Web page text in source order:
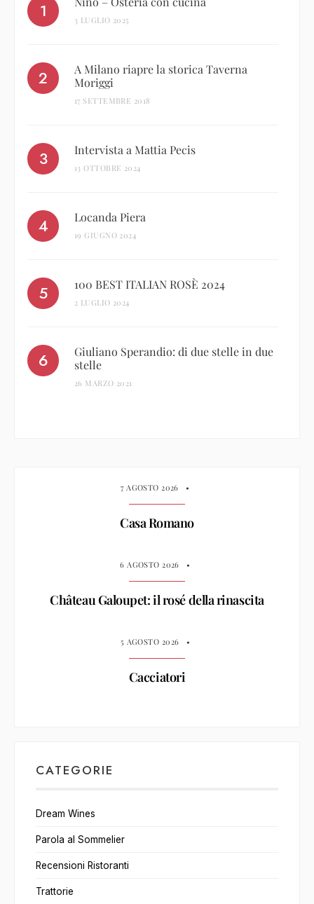
3 LUGLIO 2025
A Milano riapre la storica Taverna
Moriggi
17 SETTEMBRE 2018
Intervista a Mattia Pecis
13 OTTOBRE 2024
Locanda Piera
19 GIUGNO 2024
100 BEST ITALIAN ROSÈ 2024
2 LUGLIO 2024
Giuliano Sperandio: di due stelle in due
stelle
26 MARZO 2021
7 AGOSTO 2026 •
Casa Romano
6 AGOSTO 2026 •
Château Galoupet: il rosé della rinascita
5 AGOSTO 2026 •
Cacciatori
CATEGORIE
Dream Wines
Parola al Sommelier
Recensioni Ristoranti
Trattorie